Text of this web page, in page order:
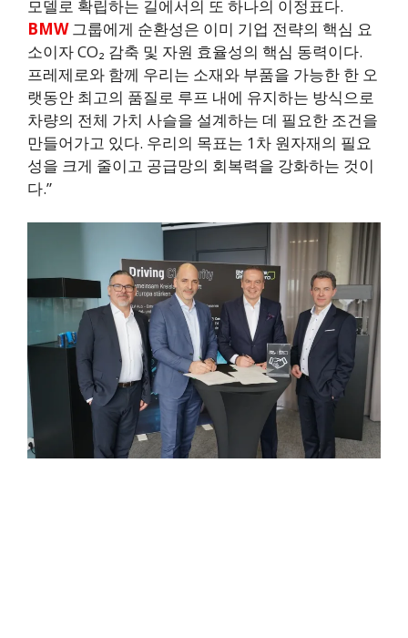
모델로 확립하는 길에서의 또 하나의 이정표다.
BMW그룹에게 순환성은 이미 기업 전략의 핵심 요
소이자 CO₂ 감축 및 자원 효율성의 핵심 동력이다.
프레제로와 함께 우리는 소재와 부품을 가능한 한 오
랫동안 최고의 품질로 루프 내에 유지하는 방식으로
차량의 전체 가치 사슬을 설계하는 데 필요한 조건을
만들어가고 있다. 우리의 목표는 1차 원자재의 필요
성을 크게 줄이고 공급망의 회복력을 강화하는 것이
다.”